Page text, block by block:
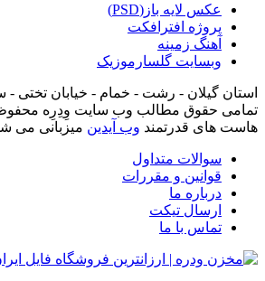
عکس لایه باز(PSD)
پروژه افترافکت
آهنگ زمینه
وبسایت گلسارموزیک
استان گیلان - رشت - خمام - خیابان تختی -
تمامی حقوق مطالب وب سایت وِدِرِه
هاست های قدرتمند وب آیدین میزبانی می
سوالات متداول
قوانین و مقررات
درباره ما
ارسال تیکت
تماس با ما